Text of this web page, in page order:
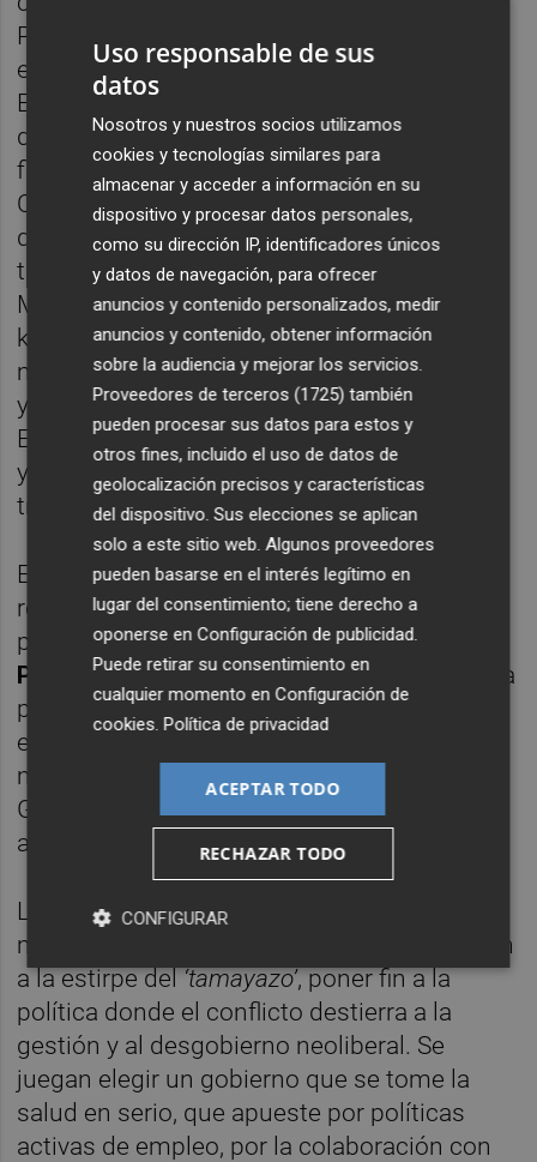
PP. España es plural y diversa. España no es
el relato frentista auspiciado por el PP.
España es la necesidad de que una mayoría
del Congreso respalde la reforma de la
financiación autonómica para que la
Comunitat reciba de una vez la financiación
que merece y le corresponde, España es
también el desarrollo desde el actual
Ministerio de Transportes de más de 230
kilómetros del Corredor Mediterráneo que
mejorará sustancialmente la competitividad
y sostenibilidad de la economía valenciana.
España es la apuesta por la cohesión social
y territorial, por una fiscalidad justa y una
transición ecológica de nuestra economía.
España es mucho más que la política
recentralizadora del PP. Y serán muchas las
personas del entorno del presidente del PP,
Pablo Casado, que se verán sometidas a una
profunda desilusión cuando descubran que
el próximo mes de mayo las madrileñas y
madrileños no eligen al Presidente del
Gobierno: eligen a su Presidente
autonómico, y que será socialista.
Lo que sí está en juego es el futuro de las
madrileñas y madrileños: se juegan poner fin
a la estirpe del‘tamayazo’, poner fin a la
política donde el conflicto destierra a la
gestión y al desgobierno neoliberal. Se
juegan elegir un gobierno que se tome la
salud en serio, que apueste por políticas
activas de empleo, por la colaboración con
Uso responsable de sus
datos
Nosotros y nuestros socios utilizamos
cookies y tecnologías similares para
almacenar y acceder a información en su
dispositivo y procesar datos personales,
como su dirección IP, identificadores únicos
y datos de navegación, para ofrecer
anuncios y contenido personalizados, medir
anuncios y contenido, obtener información
sobre la audiencia y mejorar los servicios.
Proveedores de terceros (1725) también
pueden procesar sus datos para estos y
otros fines, incluido el uso de datos de
geolocalización precisos y características
del dispositivo. Sus elecciones se aplican
solo a este sitio web. Algunos proveedores
pueden basarse en el interés legítimo en
lugar del consentimiento; tiene derecho a
oponerse enConfiguración de publicidad
Puede retirar su consentimiento en
cualquier momento enConfiguración de
cookies .Política de privacidad
ACEPTAR TODO
RECHAZAR TODO
CONFIGURAR